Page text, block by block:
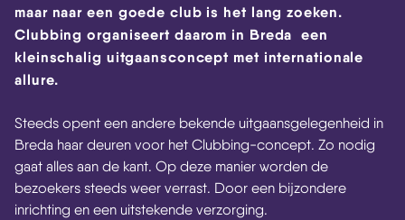
maar naar een goede club is het lang zoeken.
Clubbing organiseert daarom in Breda een
kleinschalig uitgaansconcept met internationale
allure.
Steeds opent een andere bekende uitgaansgelegenheid in
Breda haar deuren voor het Clubbing-concept. Zo nodig
gaat alles aan de kant. Op deze manier worden de
bezoekers steeds weer verrast. Door een bijzondere
inrichting en een uitstekende verzorging.